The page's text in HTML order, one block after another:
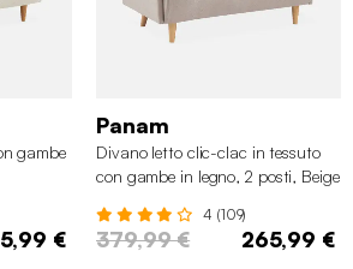
gambe
€
Panam
Divano letto clic-clac in tessuto
con gambe in legno, 2 posti, Beige
4 (109)
379,99 € 265,99 €